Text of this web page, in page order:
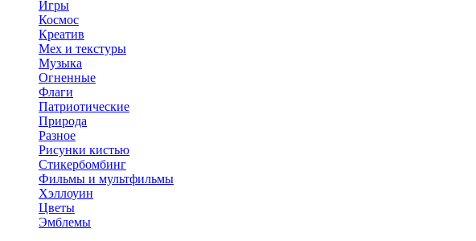
Игры
Космос
Креатив
Мех и текстуры
Музыка
Огненные
Флаги
Патриотические
Природа
Разное
Рисунки кистью
Стикербомбинг
Фильмы и мультфильмы
Хэллоуин
Цветы
Эмблемы